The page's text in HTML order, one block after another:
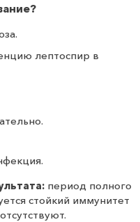
лептоспир в
период полного
стойкий иммунитет